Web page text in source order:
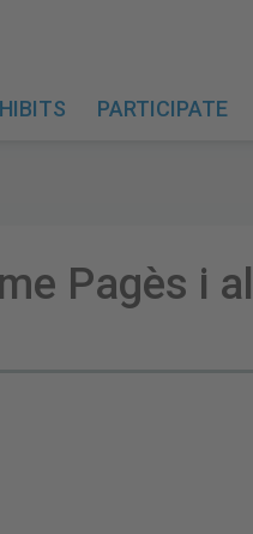
PARTICIPATE
Pagès i